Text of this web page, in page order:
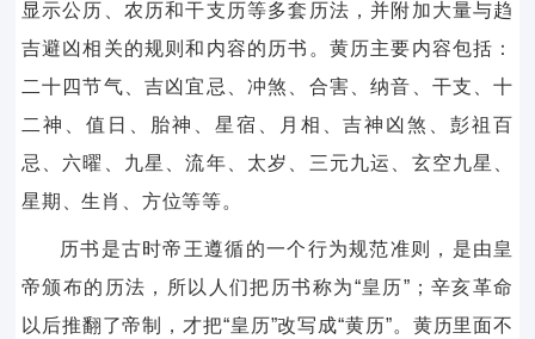
显示公历、农历和干支历等多套历法，并附加大量与趋
吉避凶相关的规则和内容的历书。黄历主要内容包括：
二十四节气、吉凶宜忌、冲煞、合害、纳音、干支、十
二神、值日、胎神、星宿、月相、吉神凶煞、彭祖百
忌、六曜、九星、流年、太岁、三元九运、玄空九星、
星期、生肖、方位等等。
历书是古时帝王遵循的一个行为规范准则，是由皇
帝颁布的历法，所以人们把历书称为“皇历”；辛亥革命
以后推翻了帝制，才把“皇历”改写成“黄历”。黄历里面不